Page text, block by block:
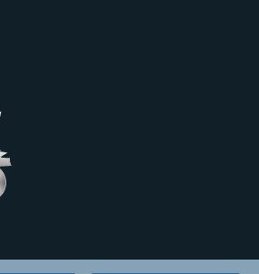
Est, Montréal (Québec) H1Z 2J1